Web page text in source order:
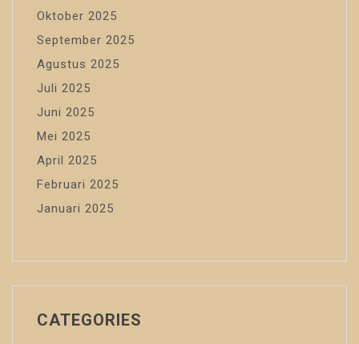
Oktober 2025
September 2025
Agustus 2025
Juli 2025
Juni 2025
Mei 2025
April 2025
Februari 2025
Januari 2025
CATEGORIES